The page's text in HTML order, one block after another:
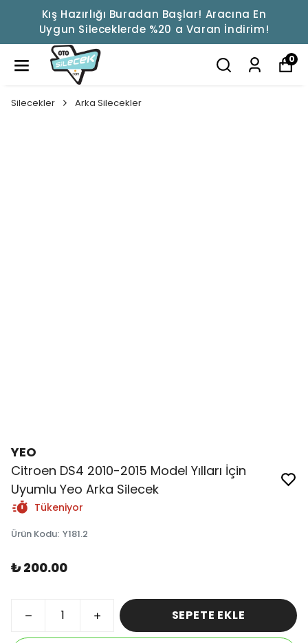
Kış Hazırlığı Buradan Başlar! Aracına En
Uygun Sileceklerde %20 a Varan İndirim!
0
Silecekler Arka Silecekler
YEO
Citroen DS4 2010-2015 Model Yılları İçin
Uyumlu Yeo Arka Silecek
Tükeniyor
Ürün Kodu: Y181.2
₺ 200.00
SEPETE EKLE